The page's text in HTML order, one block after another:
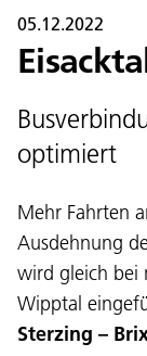
Service und
05.12.2022
optimiert
Mehr Fahrten
Ausdehnung
wird gleich bei
Wipptal
Sterzing –